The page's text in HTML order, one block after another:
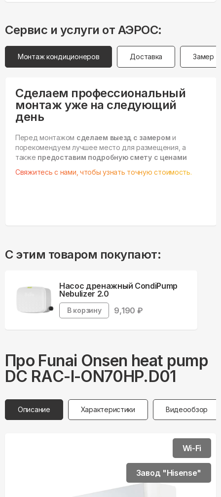
Сервис и услуги от АЭРОС:
Монтаж кондиционеров Доставка Замер
Сделаем профессиональный
монтаж уже на следующий
день
Перед монтажом сделаем выезд с замером и
порекомендуем лучшее место для размещения, а
также предоставим подробную смету с ценами
Свяжитесь с нами, чтобы узнать точную стоимость.
С этим товаром покупают:
Насос дренажный CondiPump
Nebulizer 2.0
В корзину 9,190 ₽
Про Funai Onsen heat pump
DC RAC-I-ON70HP.D01
Описание Характеристики Видеообзор
Wi-Fi
Завод "Hisense"